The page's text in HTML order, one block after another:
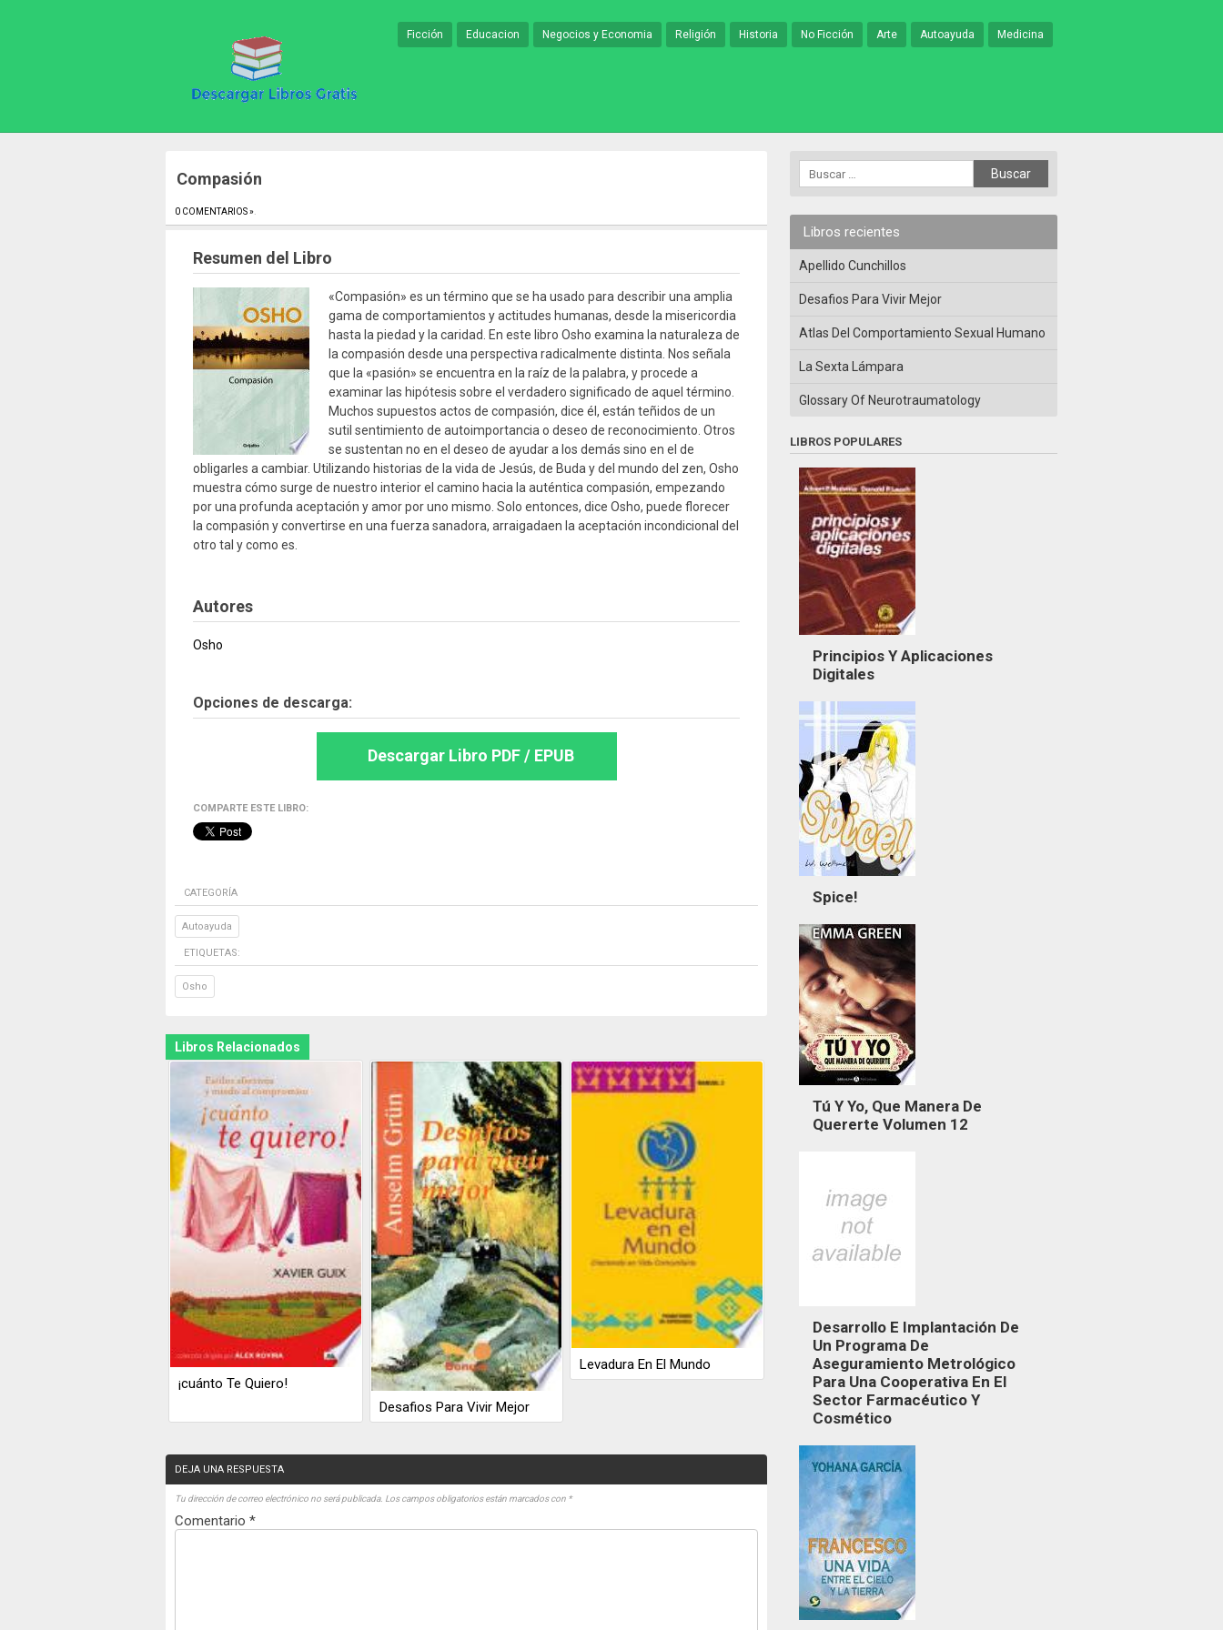
Ficción Educacion Negocios y Economia Religión Historia No Ficción Arte Autoayuda Medicina
Compasión
0 COMENTARIOS »
Resumen del Libro
«Compasión» es un término que se ha usado para describir una amplia
gama de comportamientos y actitudes humanas, desde la misericordia
hasta la piedad y la caridad. En este libro Osho examina la naturaleza de
la compasión desde una perspectiva radicalmente distinta. Nos señala
que la «pasión» se encuentra en la raíz de la palabra, y procede a
examinar las hipótesis sobre el verdadero significado de aquel término.
Muchos supuestos actos de compasión, dice él, están teñidos de un
sutil sentimiento de autoimportancia o deseo de reconocimiento. Otros
se sustentan no en el deseo de ayudar a los demás sino en el de
obligarles a cambiar. Utilizando historias de la vida de Jesús, de Buda y del mundo del zen, Osho
muestra cómo surge de nuestro interior el camino hacia la auténtica compasión, empezando
por una profunda aceptación y amor por uno mismo. Solo entonces, dice Osho, puede florecer
la compasión y convertirse en una fuerza sanadora, arraigadaen la aceptación incondicional del
otro tal y como es.
Autores
Osho
Opciones de descarga:
Descargar Libro PDF / EPUB
COMPARTE ESTE LIBRO:
CATEGORÍA
Autoayuda
ETIQUETAS:
Osho
Libros Relacionados
¡cuánto Te Quiero!
Desafios Para Vivir Mejor
Levadura En El Mundo
DEJA UNA RESPUESTA
Tu dirección de correo electrónico no será publicada. Los campos obligatorios están marcados con *
Comentario *
Libros recientes
Apellido Cunchillos
Desafios Para Vivir Mejor
Atlas Del Comportamiento Sexual Humano
La Sexta Lámpara
Glossary Of Neurotraumatology
LIBROS POPULARES
Principios Y Aplicaciones
Digitales
Spice!
Tú Y Yo, Que Manera De
Quererte Volumen 12
Desarrollo E Implantación De
Un Programa De
Aseguramiento Metrológico
Para Una Cooperativa En El
Sector Farmacéutico Y
Cosmético